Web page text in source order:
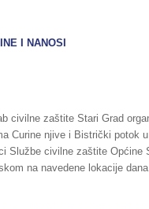
I NANOSI
civilne zaštite Stari Grad
Curine njive i Bistrički potok
Službe civilne zaštite
na navedene lokacije